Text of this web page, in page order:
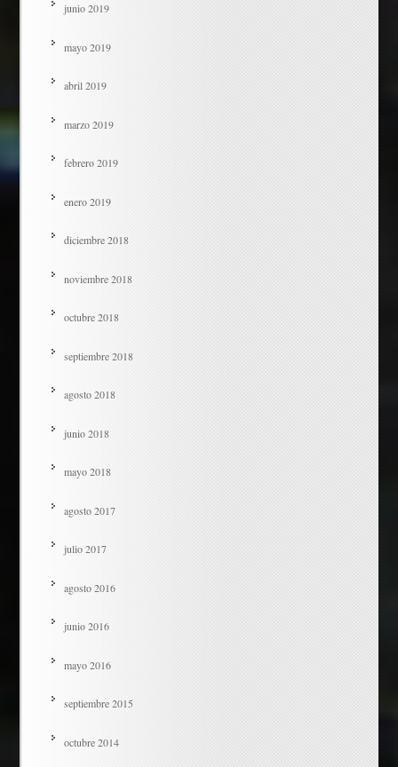
junio 2019
mayo 2019
abril 2019
marzo 2019
febrero 2019
enero 2019
diciembre 2018
noviembre 2018
octubre 2018
septiembre 2018
agosto 2018
junio 2018
mayo 2018
agosto 2017
julio 2017
agosto 2016
junio 2016
mayo 2016
septiembre 2015
octubre 2014